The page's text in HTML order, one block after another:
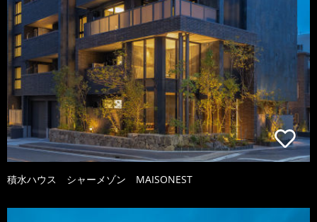
積水ハウス シャーメゾン MAISONEST